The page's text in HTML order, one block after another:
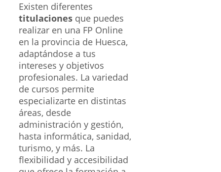
Existen diferentes
titulaciones que puedes
realizar en una FP Online
en la provincia de Huesca,
adaptándose a tus
intereses y objetivos
profesionales. La variedad
de cursos permite
especializarte en distintas
áreas, desde
administración y gestión,
hasta informática, sanidad,
turismo, y más. La
flexibilidad y accesibilidad